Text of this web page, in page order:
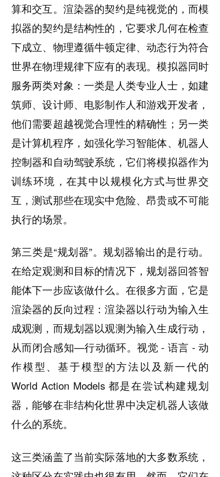
算和交互。渲染器的契约是纯视觉的，而模
拟器的契约是结构性的，它要求几何在检查
下成立、物理遵循牛顿定律、动态行为符合
世界在物理规律下应有的表现。模拟器同时
服务两类对象：一类是人类专业人士，如建
筑师、设计师、电影制作人和游戏开发者，
他们需要超越视觉合理性的精确性；另一类
是计算机程序，如强化学习智能体、机器人
控制器和自动驾驶系统，它们将模拟器作为
训练环境，在其中以规模化方式与世界交
互，测试那些在现实中危险、昂贵或不可能
执行的场景。
第三类是“规划器”。规划器输出的是行动。
在给定观测和目标的情况下，规划器回答智
能体下一步应该做什么。在很多方面，它是
渲染器的反向过程：渲染器以行动为输入生
成观测，而规划器以观测为输入生成行动，
从而闭合感知—行动循环。视觉 - 语言 - 动
作模型、基于模型的方法以及新一代的
World Action Models 都是在尝试构建规划
器，能够在非结构化世界中决定机器人该做
什么的系统。
这三类涵盖了当前实际落地的大多数系统，